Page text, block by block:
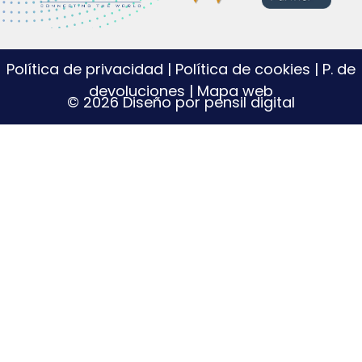
Política de privacidad | Política de cookies | P. de
devoluciones | Mapa web
© 2026 Diseño por pensil digital